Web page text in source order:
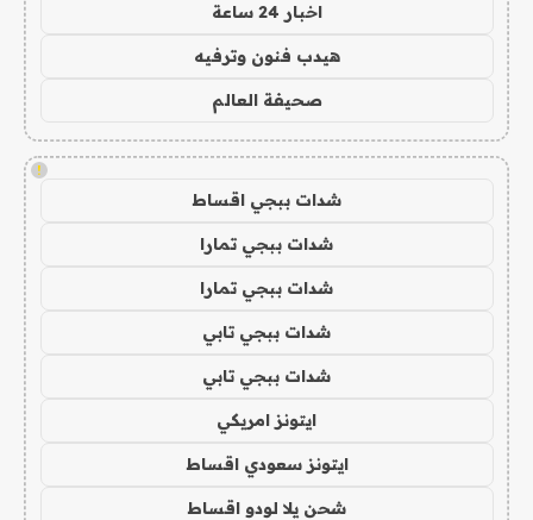
اخبار 24 ساعة
هيدب فنون وترفيه
صحيفة العالم
!
شدات ببجي اقساط
شدات ببجي تمارا
شدات ببجي تمارا
شدات ببجي تابي
شدات ببجي تابي
ايتونز امريكي
ايتونز سعودي اقساط
شحن يلا لودو اقساط